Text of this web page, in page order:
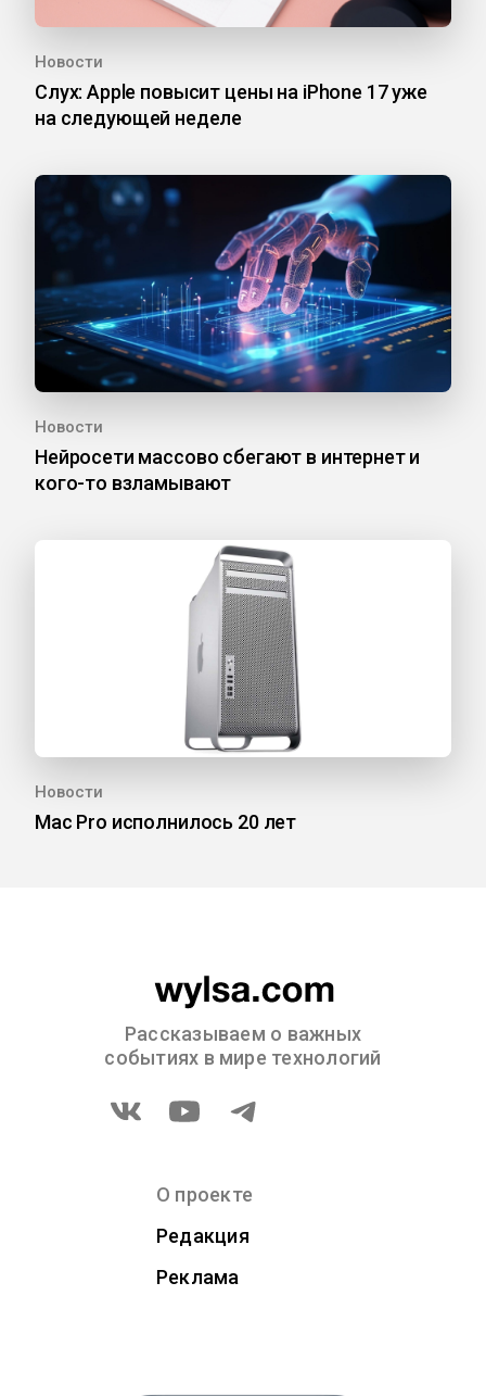
Новости
Слух: Apple повысит цены на iPhone 17 уже
на следующей неделе
Новости
Нейросети массово сбегают в интернет и
кого-то взламывают
Новости
Mac Pro исполнилось 20 лет
Рассказываем о важных
событиях в мире технологий
О проекте
Редакция
Реклама